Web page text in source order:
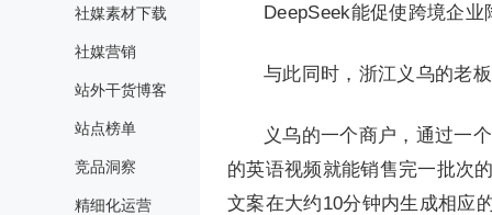
社媒素材下载
社媒营销
站外干货博客
站点榜单
竞品洞察
精细化运营
DeepSeek能促使跨境企
与此同时，浙江义乌的老
义乌的一个商户，通过一
的英语视频就能销售完一批次
文案在大约10分钟内生成相应